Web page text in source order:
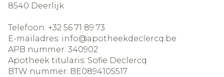
8540 Deerlijk
Telefoon: +32 56 71 89 73
E-mailadres: info@apotheekdeclercq.be
APB nummer: 340902
Apotheek titularis: Sofie Declercq
BTW nummer: BE0894105517